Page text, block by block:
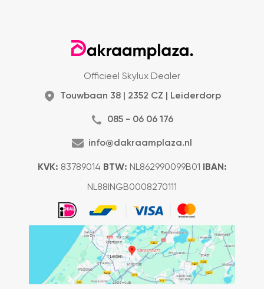
Officieel Skylux Dealer
Touwbaan 38 | 2352 CZ | Leiderdorp
085 - 06 06 176
info@dakraamplaza.nl
KVK: 83789014 BTW: NL862990099B01 IBAN:
NL88INGB0008270111